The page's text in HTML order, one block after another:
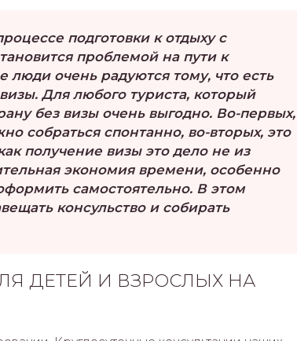
подготовки к отдыху с
проблемой на пути к
очень радуются тому, что есть
Для любого туриста, который
без визы очень выгодно. Во-первых,
собраться спонтанно, во-вторых, это
получение визы это дело не из
экономия времени, особенно
самостоятельно. В этом
консульство и собирать
ДЕТЕЙ И ВЗРОСЛЫХ НА